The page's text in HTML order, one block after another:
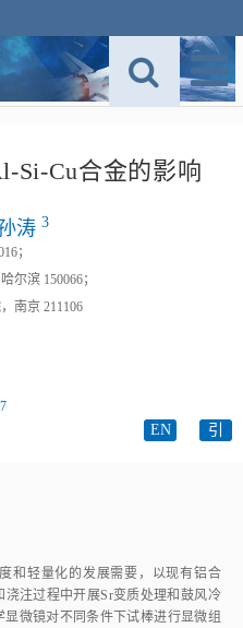
合金的影响
涛 3
；
尔滨 150066；
南京 211106
EN 引
和轻量化的发展需要，以现有铝合
注过程中开展Sr变质处理和鼓风冷
微镜对不同条件下试棒进行显微组